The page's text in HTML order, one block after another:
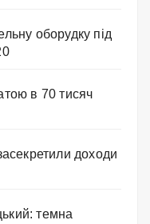
оборудку під
в 70 тисяч
доходи
темна